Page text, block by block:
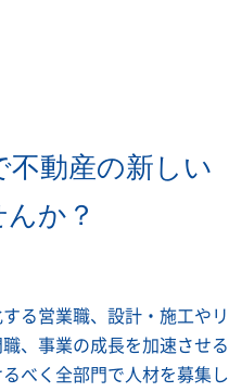
不動産の新しい
か？
る営業職、設計・施工やリ
、事業の成長を加速させる
べく全部門で人材を募集し